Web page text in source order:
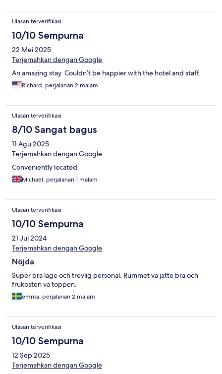
Ulasan terverifikasi
10/10 Sempurna
22 Mei 2025
Terjemahkan dengan Google
An amazing stay. Couldn’t be happier with the hotel and staff.
Richard, perjalanan 2 malam
Ulasan terverifikasi
8/10 Sangat bagus
11 Agu 2025
Terjemahkan dengan Google
Conveniently located
Michael, perjalanan 1 malam
Ulasan terverifikasi
10/10 Sempurna
21 Jul 2024
Terjemahkan dengan Google
Nöjda
Super bra läge och trevlig personal. Rummet va jätte bra och
frukosten va toppen.
emma, perjalanan 2 malam
Ulasan terverifikasi
10/10 Sempurna
12 Sep 2025
Terjemahkan dengan Google